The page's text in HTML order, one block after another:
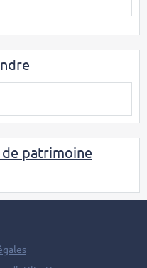
patrimoine